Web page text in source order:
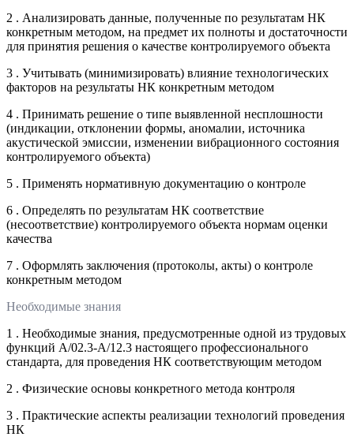
2 . Анализировать данные, полученные по результатам НК
конкретным методом, на предмет их полноты и достаточности
для принятия решения о качестве контролируемого объекта
3 . Учитывать (минимизировать) влияние технологических
факторов на результаты НК конкретным методом
4 . Принимать решение о типе выявленной несплошности
(индикации, отклонении формы, аномалии, источника
акустической эмиссии, изменении вибрационного состояния
контролируемого объекта)
5 . Применять нормативную документацию о контроле
6 . Определять по результатам НК соответствие
(несоответствие) контролируемого объекта нормам оценки
качества
7 . Оформлять заключения (протоколы, акты) о контроле
конкретным методом
Необходимые знания
1 . Необходимые знания, предусмотренные одной из трудовых
функций А/02.3-А/12.3 настоящего профессионального
стандарта, для проведения НК соответствующим методом
2 . Физические основы конкретного метода контроля
3 . Практические аспекты реализации технологий проведения
НК